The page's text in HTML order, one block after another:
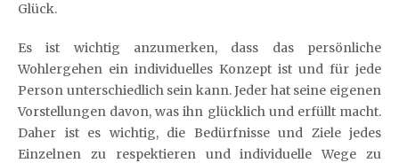
Glück.
Es ist wichtig anzumerken, dass das persönliche
Wohlergehen ein individuelles Konzept ist und für jede
Person unterschiedlich sein kann. Jeder hat seine eigenen
Vorstellungen davon, was ihn glücklich und erfüllt macht.
Daher ist es wichtig, die Bedürfnisse und Ziele jedes
Einzelnen zu respektieren und individuelle Wege zu